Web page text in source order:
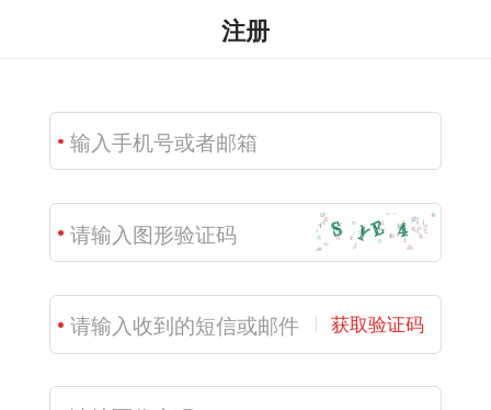
注册
获取验证码